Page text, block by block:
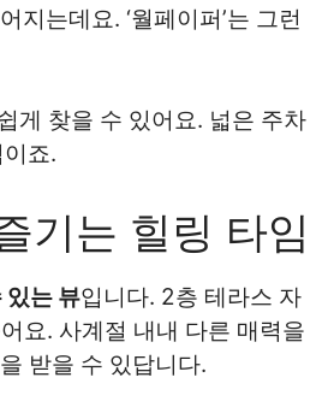
는데요. ‘월페이퍼’는 그런
게 찾을 수 있어요. 넓은 주차
죠.
기는 힐링 타임
있는 뷰입니다. 2층 테라스 자
요. 사계절 내내 다른 매력을
받을 수 있답니다.